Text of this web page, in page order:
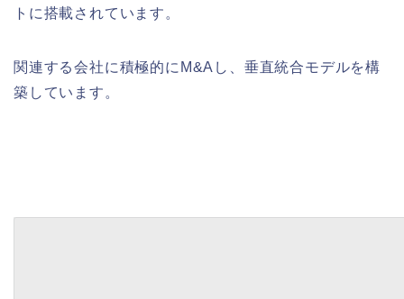
トに搭載されています。
関連する会社に積極的にM&Aし、垂直統合モデルを構
築しています。